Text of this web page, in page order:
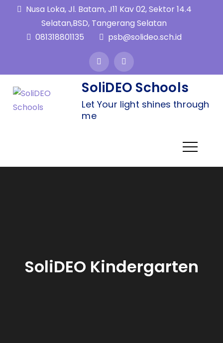
Nusa Loka, Jl. Batam, J11 Kav 02, Sektor 14.4
Selatan,BSD, Tangerang Selatan
081318801135
psb@solideo.sch.id
SoliDEO Schools
Let Your light shines through
me
SoliDEO Kindergarten